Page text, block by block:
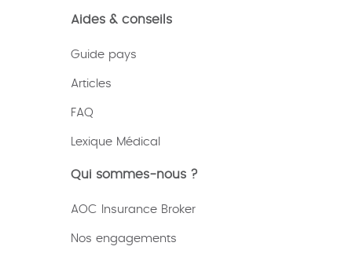
Aides & conseils
Guide pays
Articles
FAQ
Lexique Médical
Qui sommes-nous ?
AOC Insurance Broker
Nos engagements